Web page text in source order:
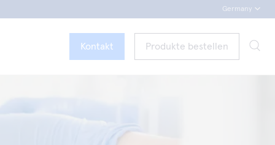
Germany
Kontakt Produkte bestellen